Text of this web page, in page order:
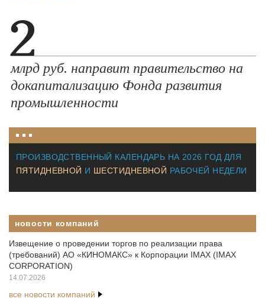
2
млрд руб. направит правительство на
докапитализацию Фонда развития
промышленности
ПРОИЗВОДСТВЕННЫЙ КАЛЕНДАРЬ НА 2026 ГОД ДЛЯ
ПЯТИДНЕВНОЙ И ШЕСТИДНЕВНОЙ РАБОЧЕЙ НЕДЕЛИ
новости компаний
Извещение о проведении торгов по реализации права
(требований) АО «КИНОМАКС» к Корпорации IMAX (IMAX
CORPORATION)
14.07.2026
все новости компаний